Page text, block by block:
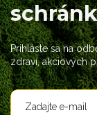
Prihláste sa na
zdraví, akciových